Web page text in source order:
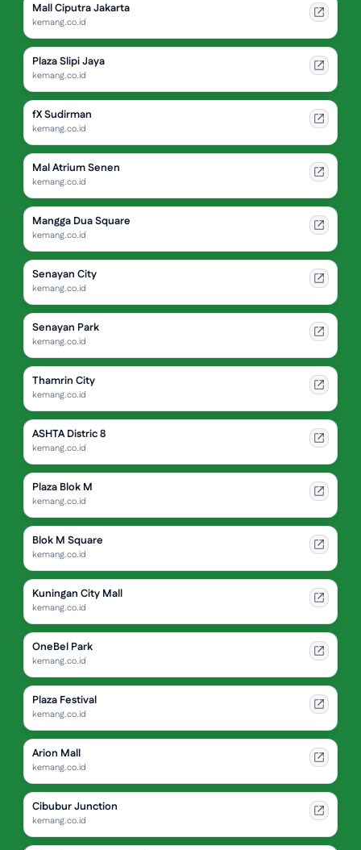
Mall Ciputra Jakarta
kemang.co.id
Plaza Slipi Jaya
kemang.co.id
fX Sudirman
kemang.co.id
Mal Atrium Senen
kemang.co.id
Mangga Dua Square
kemang.co.id
Senayan City
kemang.co.id
Senayan Park
kemang.co.id
Thamrin City
kemang.co.id
ASHTA Distric 8
kemang.co.id
Plaza Blok M
kemang.co.id
Blok M Square
kemang.co.id
Kuningan City Mall
kemang.co.id
OneBel Park
kemang.co.id
Plaza Festival
kemang.co.id
Arion Mall
kemang.co.id
Cibubur Junction
kemang.co.id